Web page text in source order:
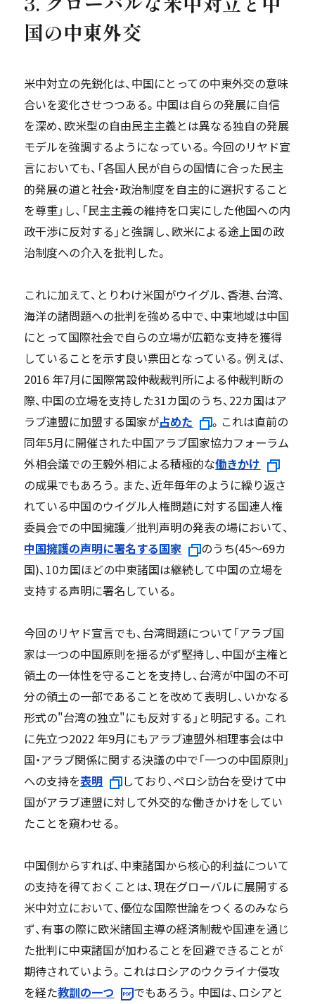
国の中東外交
米中対立の先鋭化は、中国にとっての中東外交の意味
合いを変化させつつある。中国は自らの発展に自信
を深め、欧米型の自由民主主義とは異なる独自の発展
モデルを強調するようになっている。今回のリヤド宣
言においても、「各国人民が自らの国情に合った民主
的発展の道と社会・政治制度を自主的に選択すること
を尊重」し、「民主主義の維持を口実にした他国への内
政干渉に反対する」と強調し、欧米による途上国の政
治制度への介入を批判した。
これに加えて、とりわけ米国がウイグル、香港、台湾、
海洋の諸問題への批判を強める中で、中東地域は中国
にとって国際社会で自らの立場が広範な支持を獲得
していることを示す良い票田となっている。例えば、
2016 年7月に国際常設仲裁裁判所による仲裁判断の
際、中国の立場を支持した31カ国のうち、22カ国はア
ラブ連盟に加盟する国家が占めた
。これは直前の
同年5月に開催された中国アラブ国家協力フォーラム
外相会議での王毅外相による積極的な働きかけ
の成果でもあろう。また、近年毎年のように繰り返さ
れている中国のウイグル人権問題に対する国連人権
委員会での中国擁護／批判声明の発表の場において、
中国擁護の声明に署名する国家
のうち(45〜69カ
国)、10カ国ほどの中東諸国は継続して中国の立場を
支持する声明に署名している。
今回のリヤド宣言でも、台湾問題について「アラブ国
家は一つの中国原則を揺るがず堅持し、中国が主権と
領土の一体性を守ることを支持し、台湾が中国の不可
分の領土の一部であることを改めて表明し、いかなる
形式の"台湾の独立"にも反対する」と明記する。これ
に先立つ2022 年9月にもアラブ連盟外相理事会は中
国・アラブ関係に関する決議の中で「一つの中国原則」
への支持を表明
しており、ペロシ訪台を受けて中
国がアラブ連盟に対して外交的な働きかけをしてい
たことを窺わせる。
中国側からすれば、中東諸国から核心的利益について
の支持を得ておくことは、現在グローバルに展開する
米中対立において、優位な国際世論をつくるのみなら
ず、有事の際に欧米諸国主導の経済制裁や国連を通じ
た批判に中東諸国が加わることを回避できることが
期待されていよう。これはロシアのウクライナ侵攻
を経た教訓の一つ
でもあろう。中国は、ロシアと